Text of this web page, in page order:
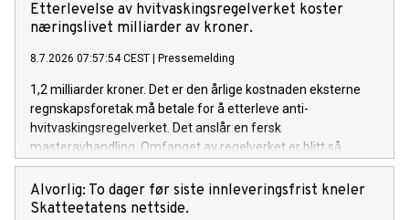
Etterlevelse av hvitvaskingsregelverket koster
næringslivet milliarder av kroner.
8.7.2026 07:57:54 CEST Pressemelding
1,2 milliarder kroner. Det er den årlige kostnaden eksterne
regnskapsforetak må betale for å etterleve anti-
hvitvaskingsregelverket. Det anslår en fersk
masteravhandling. Omfanget av regelverket er blitt så
krevende at det er på overtid å se på forenklingsmuligheter,
mener Rune Aale-Hansen, administrerende direktør i
Regnskap Norge.
Alvorlig: To dager før siste innleveringsfrist kneler
Skatteetatens nettside.